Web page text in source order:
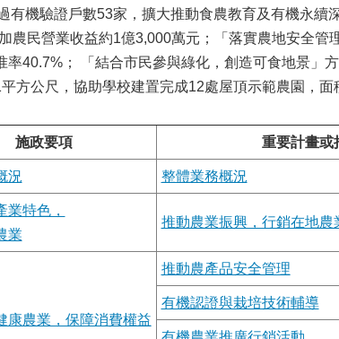
有機驗證戶數53家，擴大推動食農教育及有機永續
農民營業收益約1億3,000萬元；「落實農地安全
40.7%； 「結合市民參與綠化，創造可食地景」
方公尺，協助學校建置完成12處屋頂示範農園，面
施政要項 重要計畫或
況 整體業務概況
業特色，
業
推動農業振興，行銷在地農
康農業，保障消費權益
推動農產品安全管理
有機認證與栽培技術輔導